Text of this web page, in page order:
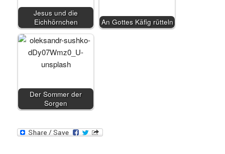
Jesus und die
Eichhörnchen
An Gottes Käfig rütteln
Der Sommer der
Sorgen